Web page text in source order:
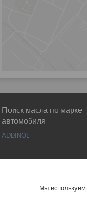
Поиск масла по марке
автомобиля
ADDINOL
Мы используем